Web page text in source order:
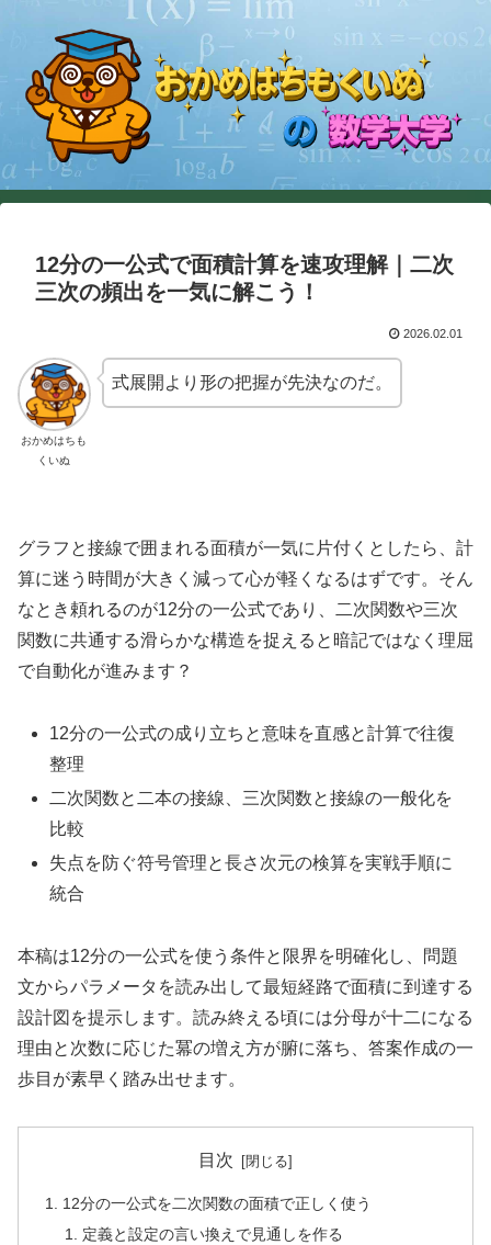
12分の一公式で面積計算を速攻理解｜二次
三次の頻出を一気に解こう！
2026.02.01
おかめはちも
くいぬ
式展開より形の把握が先決なのだ。
グラフと接線で囲まれる面積が一気に片付くとしたら、計
算に迷う時間が大きく減って心が軽くなるはずです。そん
なとき頼れるのが12分の一公式であり、二次関数や三次
関数に共通する滑らかな構造を捉えると暗記ではなく理屈
で自動化が進みます？
12分の一公式の成り立ちと意味を直感と計算で往復
整理
二次関数と二本の接線、三次関数と接線の一般化を
比較
失点を防ぐ符号管理と長さ次元の検算を実戦手順に
統合
本稿は12分の一公式を使う条件と限界を明確化し、問題
文からパラメータを読み出して最短経路で面積に到達する
設計図を提示します。読み終える頃には分母が十二になる
理由と次数に応じた冪の増え方が腑に落ち、答案作成の一
歩目が素早く踏み出せます。
目次
12分の一公式を二次関数の面積で正しく使う
定義と設定の言い換えで見通しを作る